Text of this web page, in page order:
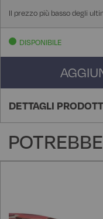
Il prezzo più basso degli
DISPONIBILE
DETTAGLI